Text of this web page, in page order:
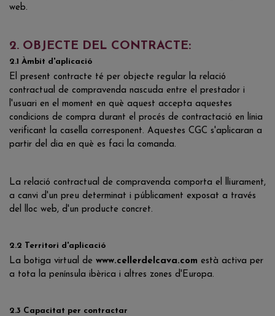
web.
2. OBJECTE DEL CONTRACTE:
2.1 Àmbit d'aplicació
El present contracte té per objecte regular la relació
contractual de compravenda nascuda entre el prestador i
l'usuari en el moment en què aquest accepta aquestes
condicions de compra durant el procés de contractació en línia
verificant la casella corresponent. Aquestes CGC s'aplicaran a
partir del dia en què es faci la comanda.
La relació contractual de compravenda comporta el lliurament,
a canvi d'un preu determinat i públicament exposat a través
del lloc web, d'un producte concret.
2.2 Territori d'aplicació
La botiga virtual de www.cellerdelcava.com està activa per
a tota la península ibèrica i altres zones d'Europa.
2.3 Capacitat per contractar